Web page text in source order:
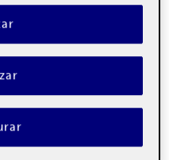
FERNÁNDEZ, MONTSE
/ Consejera delegada de
Onion / Profesor de los Estudios de